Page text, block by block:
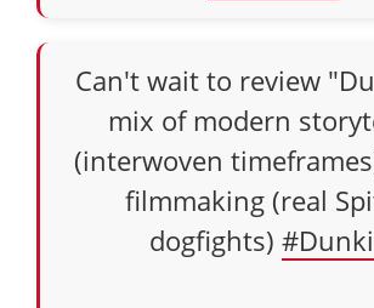
Can't wait to review
mix of modern
(interwoven
filmmaking (real
dogfights)